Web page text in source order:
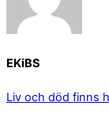
EKiBS
Liv och död finns